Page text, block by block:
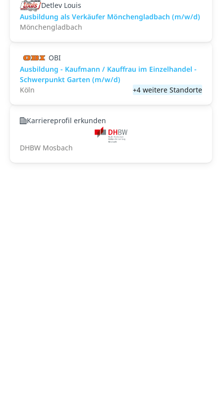
Detlev Louis
Ausbildung als Verkäufer Mönchengladbach (m/w/d)
Mönchengladbach
OBI
Ausbildung - Kaufmann / Kauffrau im Einzelhandel -
Schwerpunkt Garten (m/w/d)
Köln
+4 weitere Standorte
Karriereprofil erkunden
DHBW Mosbach